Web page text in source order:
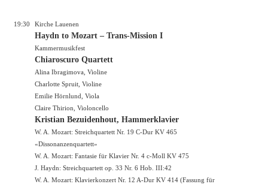
19:30 Kirche Lauenen
Haydn to Mozart – Trans-Mission I
Kammermusikfest
Chiaroscuro Quartett
Alina Ibragimova, Violine
Charlotte Spruit, Violine
Emilie Hörnlund, Viola
Claire Thirion, Violoncello
Kristian Bezuidenhout, Hammerklavier
W. A. Mozart: Streichquartett Nr. 19 C-Dur KV 465
«Dissonanzenquartett»
W. A. Mozart: Fantasie für Klavier Nr. 4 c-Moll KV 475
J. Haydn: Streichquartett op. 33 Nr. 6 Hob. III:42
W. A. Mozart: Klavierkonzert Nr. 12 A-Dur KV 414 (Fassung für